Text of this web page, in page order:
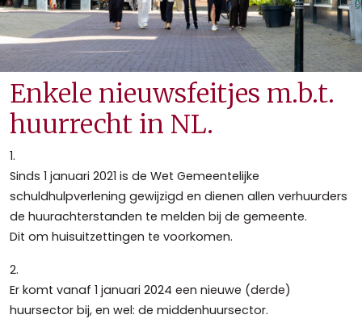
Enkele nieuwsfeitjes m.b.t.
huurrecht in NL.
1.
Sinds 1 januari 2021 is de Wet Gemeentelijke
schuldhulpverlening gewijzigd en dienen allen verhuurders
de huurachterstanden te melden bij de gemeente.
Dit om huisuitzettingen te voorkomen.
2.
Er komt vanaf 1 januari 2024 een nieuwe (derde)
huursector bij, en wel: de middenhuursector.